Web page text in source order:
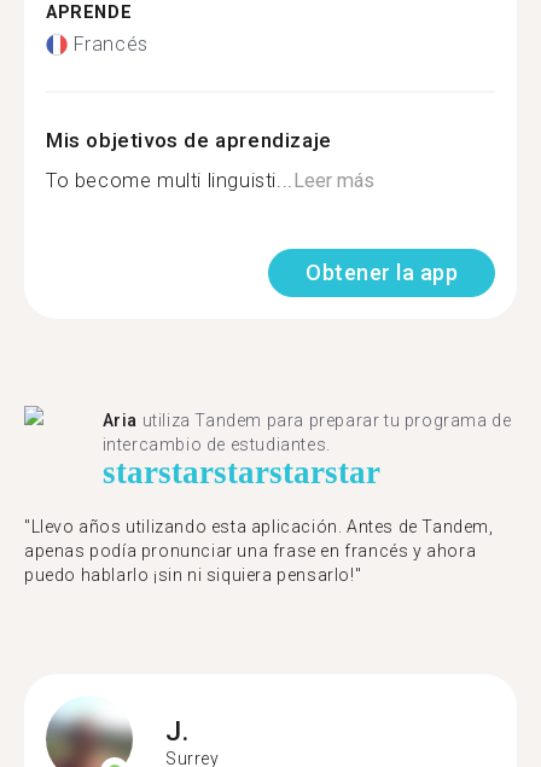
APRENDE
Francés
Mis objetivos de aprendizaje
To become multi linguisti...Leer más
Obtener la app
Aria utiliza Tandem para preparar tu programa de
intercambio de estudiantes.
starstarstarstarstar
"Llevo años utilizando esta aplicación. Antes de Tandem,
apenas podía pronunciar una frase en francés y ahora
puedo hablarlo ¡sin ni siquiera pensarlo!"
J.
Surrey